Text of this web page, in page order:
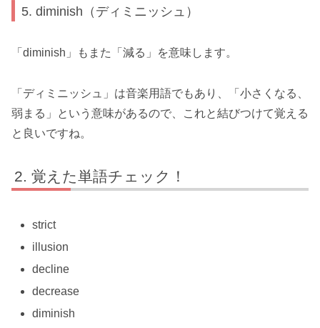
5. diminish（ディミニッシュ）
「diminish」もまた「減る」を意味します。
「ディミニッシュ」は音楽用語でもあり、「小さくなる、
弱まる」という意味があるので、これと結びつけて覚える
と良いですね。
覚えた単語チェック！
strict
illusion
decline
decrease
diminish